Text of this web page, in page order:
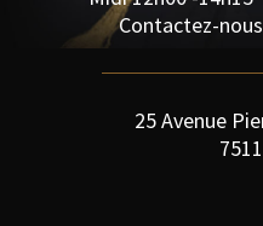
Contactez-
25 Avenue